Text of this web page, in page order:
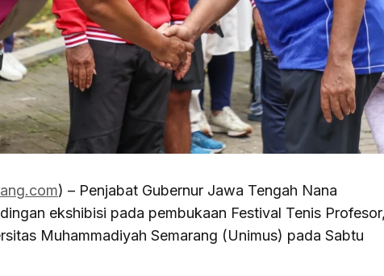
) – Penjabat Gubernur Jawa Tengah Nana
ekshibisi pada pembukaan Festival Tenis Profesor,
Muhammadiyah Semarang (Unimus) pada Sabtu